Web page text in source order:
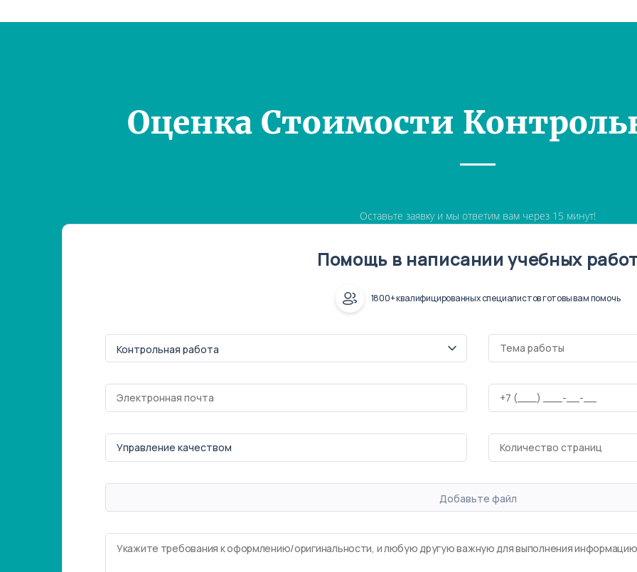
Оценка Стоимости
Оставьте заявку и мы ответим вам через 15 минут!
Помощь в написании учебных
1800+ квалифицированных специалистов готовы вам помочь
Добавьте файл